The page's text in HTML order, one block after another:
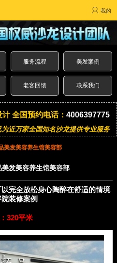
我的
服务流程 美发案例
老客回馈 联系我们
全国预约电话： 4006397775
为近万家全国知名沙龙提供专业服务
美发美容养生馆美容部
发美容养生馆美容部
完全放松身心陶醉在舒适的情境
装修案例
320平米